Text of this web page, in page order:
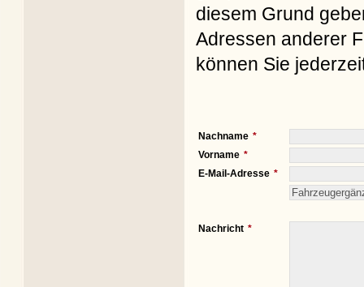
diesem Grund
Adressen anderer
können Sie
Nachname
Vorname
E-Mail-Adresse
Nachricht